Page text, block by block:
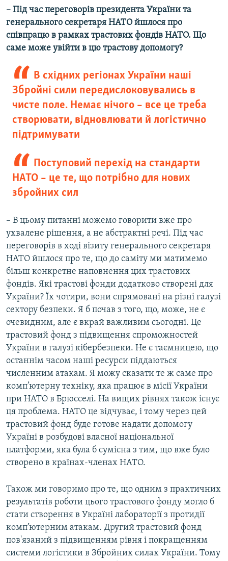
– Під час переговорів президента України та
генерального секретаря НАТО йшлося про
співпрацю в рамках трастових фондів НАТО. Що
саме може увійти в цю трастову допомогу?
В східних регіонах України наші
Збройні сили передислоковувались в
чисте поле. Немає нічого – все це треба
створювати, відновлювати й логістично
підтримувати
Поступовий перехід на стандарти
НАТО – це те, що потрібно для нових
збройних сил
– В цьому питанні можемо говорити вже про
ухвалене рішення, а не абстрактні речі. Під час
переговорів в ході візиту генерального секретаря
НАТО йшлося про те, що до саміту ми матимемо
більш конкретне наповнення цих трастових
фондів. Які трастові фонди додатково створені для
України? Їх чотири, вони спрямовані на різні галузі
сектору безпеки. Я б почав з того, що, може, не є
очевидним, але є вкрай важливим сьогодні. Це
трастовий фонд з підвищення спроможностей
України в галузі кібербезпеки. Не є таємницею, що
останнім часом наші ресурси піддаються
численним атакам. Я можу сказати те ж саме про
комп’ютерну техніку, яка працює в місії України
при НАТО в Брюсселі. На вищих рівнях також існує
ця проблема. НАТО це відчуває, і тому через цей
трастовий фонд буде готове надати допомогу
Україні в розбудові власної національної
платформи, яка була б сумісна з тим, що вже було
створено в країнах-членах НАТО.
Також ми говоримо про те, що одним з практичних
результатів роботи цього трастового фонду могло б
стати створення в Україні лабораторії з протидії
комп’ютерним атакам. Другий трастовий фонд
пов'язаний з підвищенням рівня і покращенням
системи логістики в Збройних силах України. Тому